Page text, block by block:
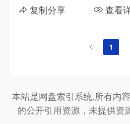
复制分享
查看
1
本站是网盘索引系统,所有内
的公开引用资源，未提供资